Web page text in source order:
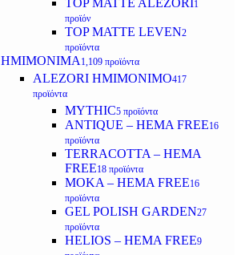
TOP MATTE ALEZORI1
προϊόν
TOP MATTE LEVEN2
προϊόντα
ΗΜΙΜΟΝΙΜΑ 1,109 προϊόντα
ALEZORI ΗΜΙΜΟΝΙΜΟ417
προϊόντα
MYTHIC5 προϊόντα
ANTIQUE – HEMA FREE16
προϊόντα
TERRACOTTA – HEMA
FREE18 προϊόντα
MOKA – HEMA FREE16
προϊόντα
GEL POLISH GARDEN27
προϊόντα
HELIOS – HEMA FREE9